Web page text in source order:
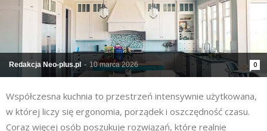
Redakcja Neo-plus.pl - 10 marca 2026 0
Współczesna kuchnia to przestrzeń intensywnie użytkowana,
w której liczy się ergonomia, porządek i oszczędność czasu.
Coraz więcej osób poszukuje rozwiązań, które realnie